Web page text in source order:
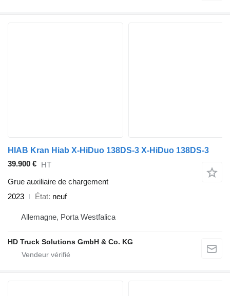
HIAB Kran Hiab X-HiDuo 138DS-3 X-HiDuo 138DS-3
39.900 € HT
Grue auxiliaire de chargement
2023
État neuf
Allemagne, Porta Westfalica
HD Truck Solutions GmbH & Co. KG